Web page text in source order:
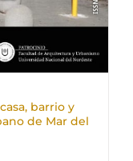
barrio y
de Mar del